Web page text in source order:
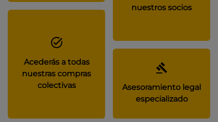
nuestros socios
Acederás a todas
nuestras compras
colectivas
Asesoramiento legal
especializado